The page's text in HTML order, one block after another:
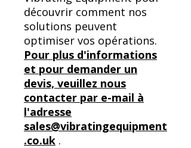
découvrir comment nos
solutions peuvent
optimiser vos opérations.
Pour plus d'informations
et pour demander un
devis, veuillez nous
contacter par e-mail à
l'adresse
sales@vibratingequipment
.co.uk .